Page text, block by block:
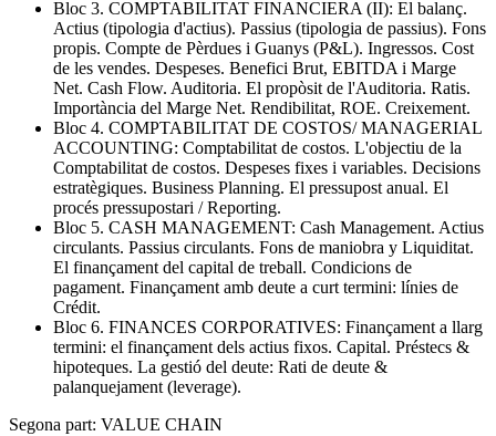
Bloc 3. COMPTABILITAT FINANCIERA (II): El balanç.
Actius (tipologia d'actius). Passius (tipologia de passius). Fons
propis. Compte de Pèrdues i Guanys (P&L). Ingressos. Cost
de les vendes. Despeses. Benefici Brut, EBITDA i Marge
Net. Cash Flow. Auditoria. El propòsit de l'Auditoria. Ratis.
Importància del Marge Net. Rendibilitat, ROE. Creixement.
Bloc 4. COMPTABILITAT DE COSTOS/ MANAGERIAL
ACCOUNTING: Comptabilitat de costos. L'objectiu de la
Comptabilitat de costos. Despeses fixes i variables. Decisions
estratègiques. Business Planning. El pressupost anual. El
procés pressupostari / Reporting.
Bloc 5. CASH MANAGEMENT: Cash Management. Actius
circulants. Passius circulants. Fons de maniobra y Liquiditat.
El finançament del capital de treball. Condicions de
pagament. Finançament amb deute a curt termini: línies de
Crédit.
Bloc 6. FINANCES CORPORATIVES: Finançament a llarg
termini: el finançament dels actius fixos. Capital. Préstecs &
hipoteques. La gestió del deute: Rati de deute &
palanquejament (leverage).
Segona part: VALUE CHAIN